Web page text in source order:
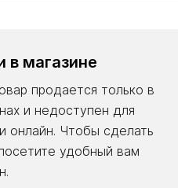
в магазине
продается только в
и недоступен для
онлайн. Чтобы сделать
удобный вам